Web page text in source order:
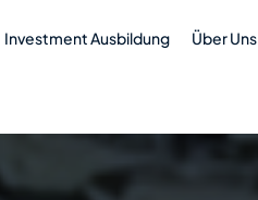
Investment Ausbildung Über Uns